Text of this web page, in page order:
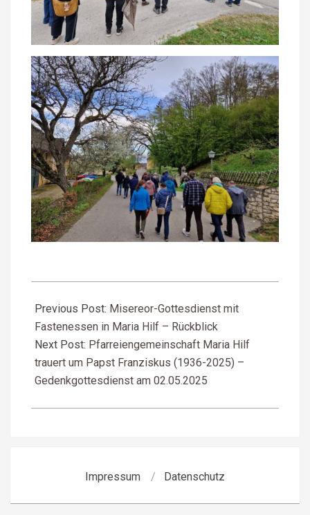
04-
21
Previous Post: Misereor-Gottesdienst mit
Fastenessen in Maria Hilf – Rückblick
Next Post: Pfarreiengemeinschaft Maria Hilf
trauert um Papst Franziskus (1936-2025) –
Gedenkgottesdienst am 02.05.2025
Impressum Datenschutz